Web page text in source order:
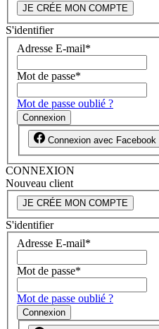
JE CRÉE MON COMPTE
S'identifier
Adresse E-mail*
Mot de passe*
Mot de passe oublié ?
Connexion
Connexion avec Facebook
CONNEXION
Nouveau client
JE CRÉE MON COMPTE
S'identifier
Adresse E-mail*
Mot de passe*
Mot de passe oublié ?
Connexion